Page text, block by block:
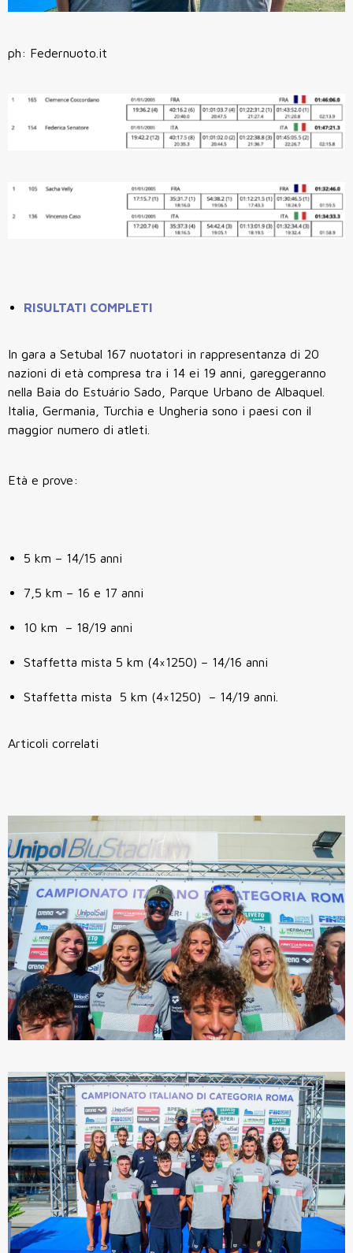
ph: Federnuoto.it
RISULTATI COMPLETI
In gara a Setubal 167 nuotatori in rappresentanza di 20
nazioni di età compresa tra i 14 ei 19 anni, gareggeranno
nella Baia do Estuário Sado, Parque Urbano de Albaquel.
Italia, Germania, Turchia e Ungheria sono i paesi con il
maggior numero di atleti.
Età e prove:
5 km – 14/15 anni
7,5 km – 16 e 17 anni
10 km – 18/19 anni
Staffetta mista 5 km (4×1250) – 14/16 anni
Staffetta mista 5 km (4×1250) – 14/19 anni.
Articoli correlati